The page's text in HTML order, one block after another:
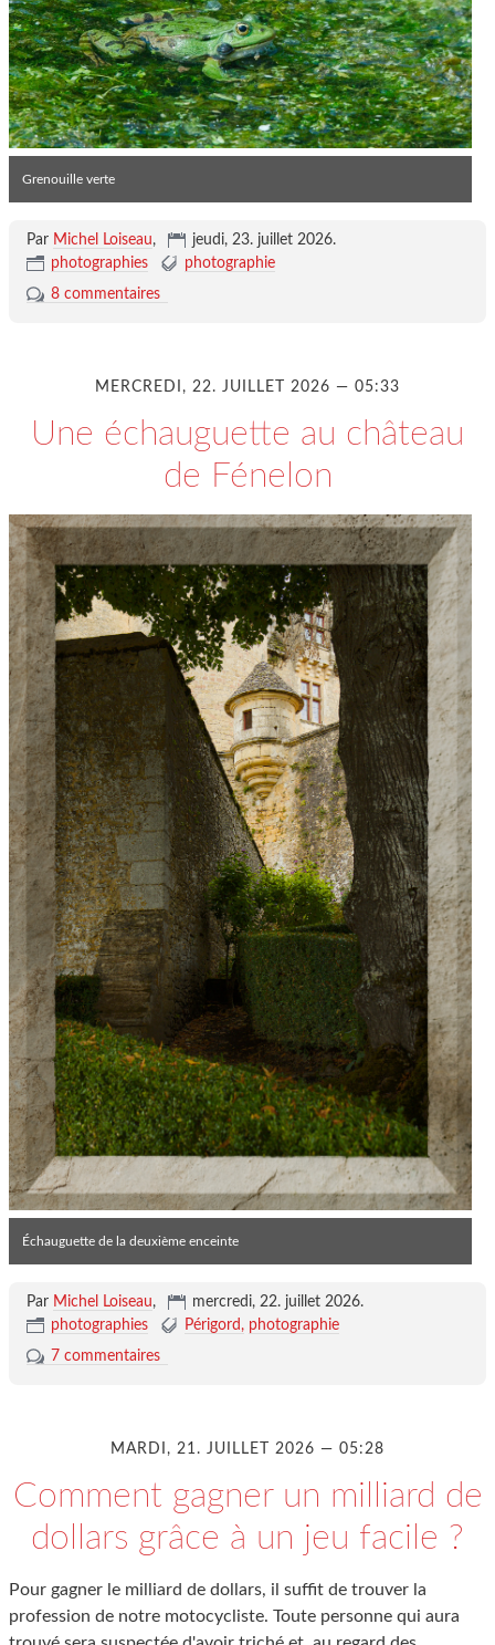
Grenouille verte
Par Michel Loiseau, jeudi, 23. juillet 2026.
photographies
photographie
8 commentaires
MERCREDI, 22. JUILLET 2026 — 05:33
Une échauguette au château
de Fénelon
Échauguette de la deuxième enceinte
Par Michel Loiseau, mercredi, 22. juillet 2026.
photographies
Périgord
photographie
7 commentaires
MARDI, 21. JUILLET 2026 — 05:28
Comment gagner un milliard de
dollars grâce à un jeu facile ?
Pour gagner le milliard de dollars, il suffit de trouver la
profession de notre motocycliste. Toute personne qui aura